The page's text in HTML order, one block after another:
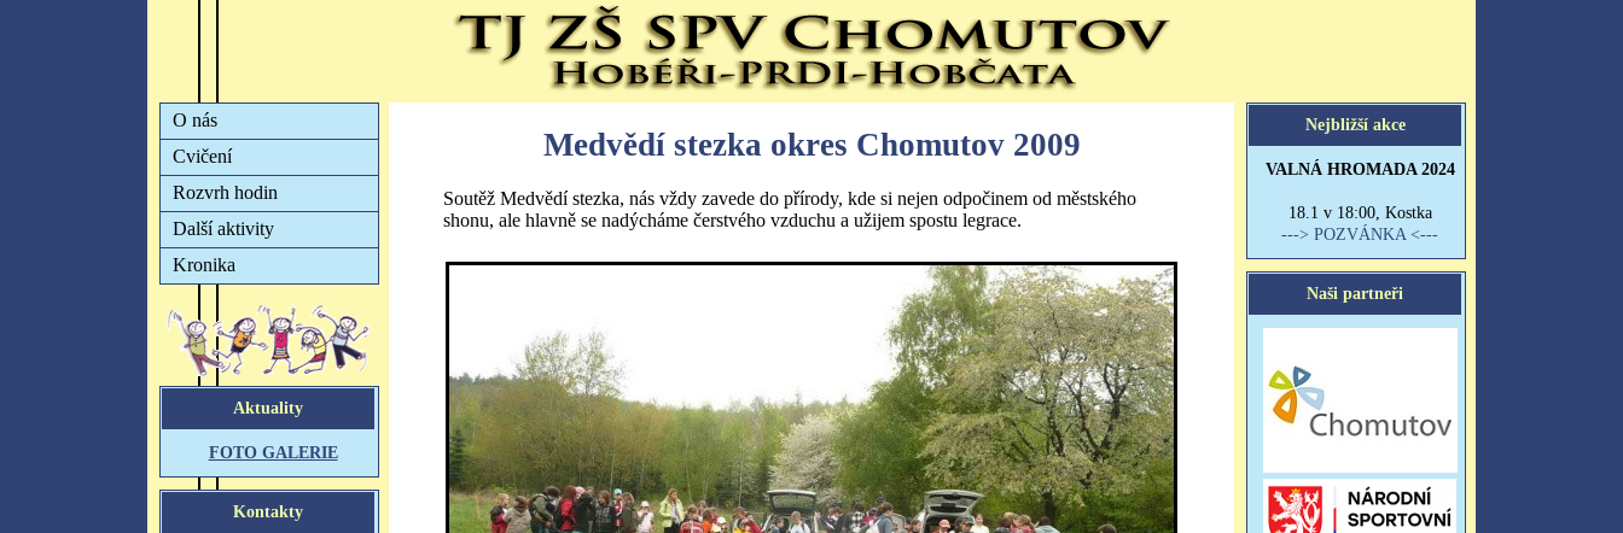
Medvědí stezka okres Chomutov 2009
Soutěž Medvědí stezka, nás vždy zavede do přírody, kde si nejen odpočinem od městského
shonu, ale hlavně se nadýcháme čerstvého vzduchu a užijem spostu legrace.